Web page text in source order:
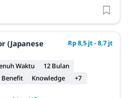
(Japanese
Rp 8,5 jt - 8,7 jt
Waktu
12 Bulan
Benefit Knowledge +7